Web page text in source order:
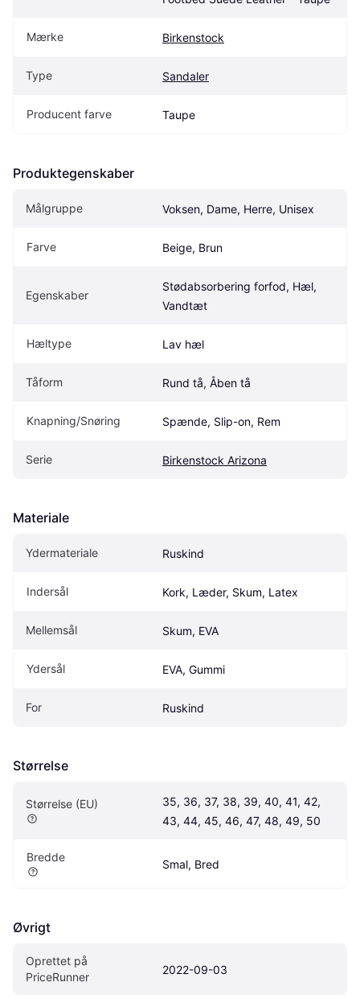
Mærke Birkenstock
Type Sandaler
Producent farve Taupe
Produktegenskaber
Målgruppe Voksen, Dame, Herre, Unisex
Farve Beige, Brun
Egenskaber
Stødabsorbering forfod, Hæl,
Vandtæt
Hæltype Lav hæl
Tåform Rund tå, Åben tå
Knapning/Snøring Spænde, Slip-on, Rem
Serie Birkenstock Arizona
Materiale
Ydermateriale Ruskind
Indersål Kork, Læder, Skum, Latex
Mellemsål Skum, EVA
Ydersål EVA, Gummi
For Ruskind
Størrelse
Størrelse (EU)
35, 36, 37, 38, 39, 40, 41, 42,
43, 44, 45, 46, 47, 48, 49, 50
Bredde
Smal, Bred
Øvrigt
Oprettet på
PriceRunner
2022-09-03